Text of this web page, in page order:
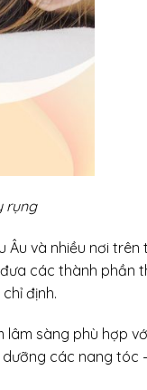
rụng
và nhiều nơi trên
các thành phần
định.
lâm sàng phù hợp
các nang tóc